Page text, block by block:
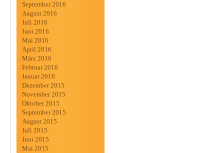
September 2016
August 2016
Juli 2016
Juni 2016
Mai 2016
April 2016
März 2016
Februar 2016
Januar 2016
Dezember 2015
November 2015
Oktober 2015
September 2015
August 2015
Juli 2015
Juni 2015
Mai 2015